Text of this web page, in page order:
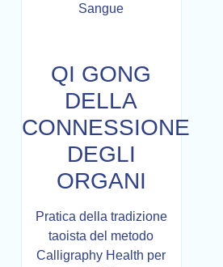
Sangue
QI GONG
DELLA
CONNESSIONE
DEGLI
ORGANI
Pratica della tradizione
taoista del metodo
Calligraphy Health per